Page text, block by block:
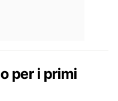
per i primi